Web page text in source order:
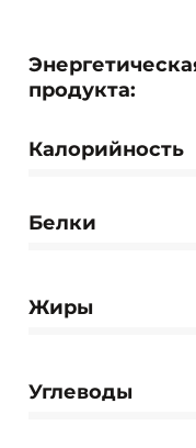
продукта:
Калорийность
Белки
Жиры
Углеводы